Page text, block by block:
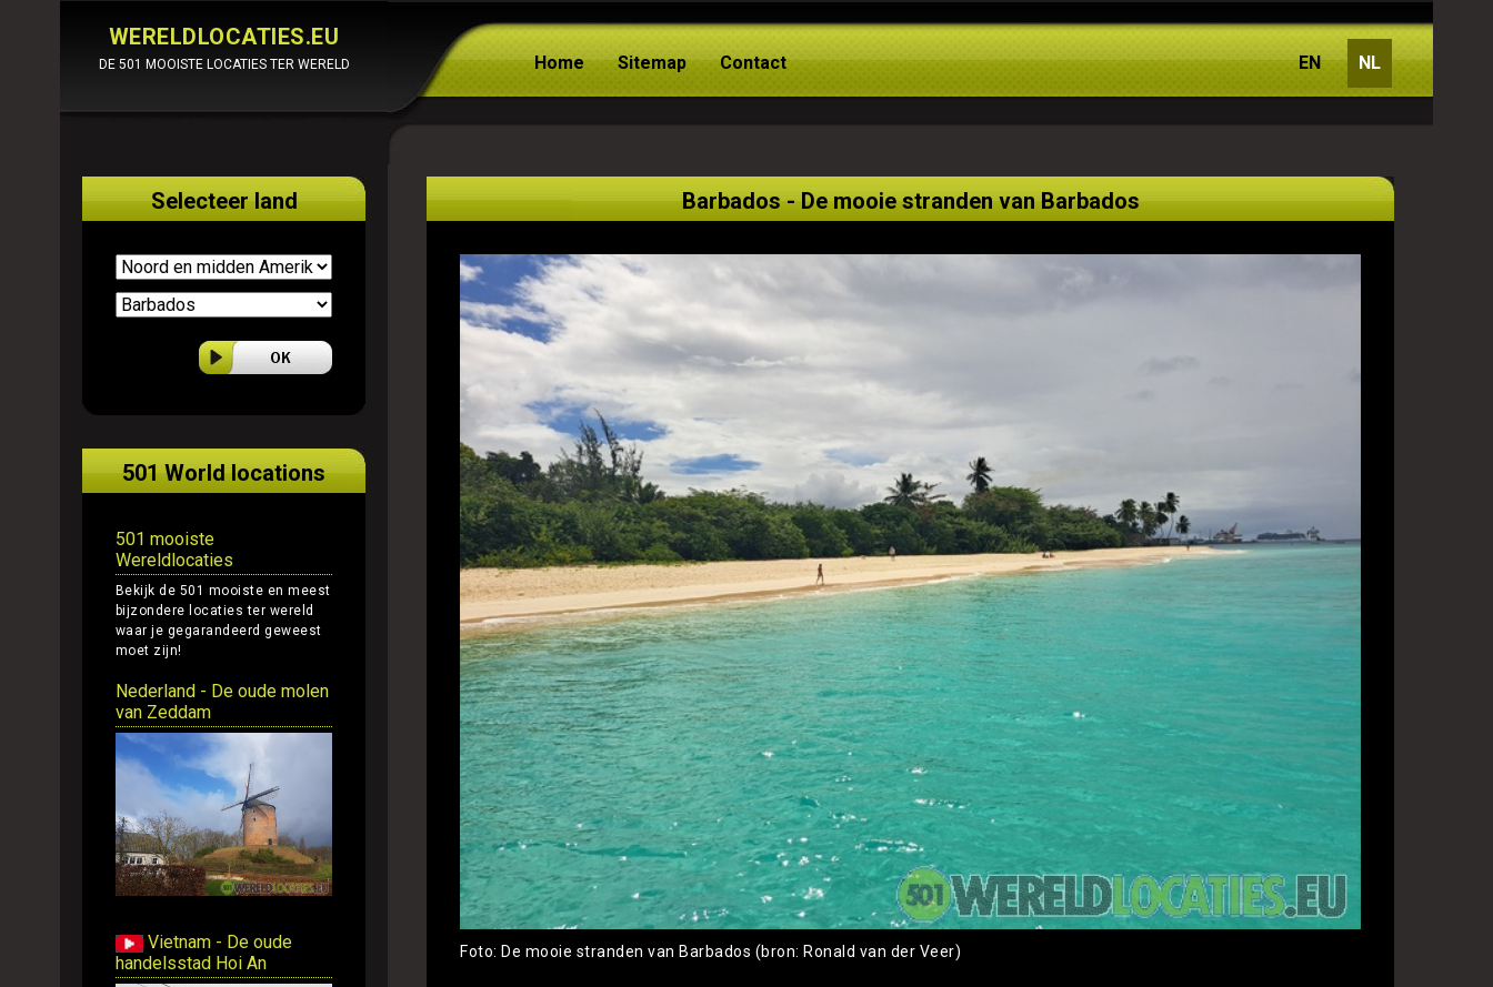
WERELDLOCATIES.EU
DE 501 MOOISTE LOCATIES TER WERELD
Selecteer land
501 World locations
501 mooiste
Wereldlocaties
Bekijk de 501 mooiste en meest
bijzondere locaties ter wereld
waar je gegarandeerd geweest
moet zijn!
Nederland - De oude molen
van Zeddam
Vietnam - De oude
handelsstad Hoi An
Home Sitemap Contact NL
EN
Barbados - De mooie stranden van Barbados
Foto: De mooie stranden van Barbados (bron: Ronald van der Veer)